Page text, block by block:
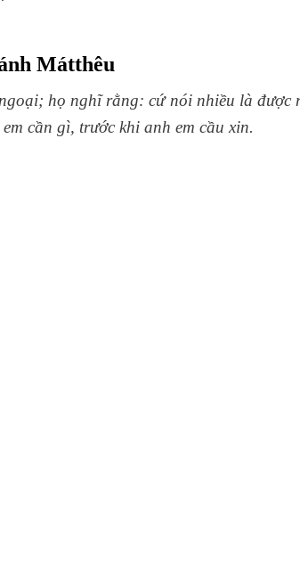
Mátthêu
họ nghĩ rằng: cứ nói nhiều là được
cần gì, trước khi anh em cầu xin.